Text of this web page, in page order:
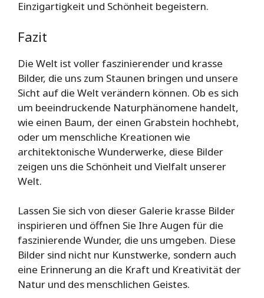
Einzigartigkeit und Schönheit begeistern.
Fazit
Die Welt ist voller faszinierender und krasse
Bilder, die uns zum Staunen bringen und unsere
Sicht auf die Welt verändern können. Ob es sich
um beeindruckende Naturphänomene handelt,
wie einen Baum, der einen Grabstein hochhebt,
oder um menschliche Kreationen wie
architektonische Wunderwerke, diese Bilder
zeigen uns die Schönheit und Vielfalt unserer
Welt.
Lassen Sie sich von dieser Galerie krasse Bilder
inspirieren und öffnen Sie Ihre Augen für die
faszinierende Wunder, die uns umgeben. Diese
Bilder sind nicht nur Kunstwerke, sondern auch
eine Erinnerung an die Kraft und Kreativität der
Natur und des menschlichen Geistes.